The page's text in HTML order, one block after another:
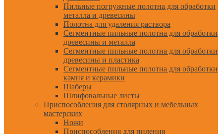
Пильные погружные полотна для обработки
металла и древесины
Полотна для удаления раствора
Сегментные пильные полотна для обработки
древесины и металла
Сегментные пильные полотна для обработки
древесины и пластика
Сегментные пильные полотна для обработки
камня и керамики
Шаберы
Шлифовальные листы
Приспособления для столярных и мебельных
мастерских
Ножи
Приспособления для пиления